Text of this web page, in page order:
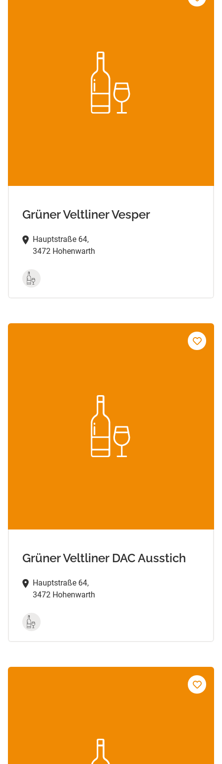
Grüner Veltliner Vesper
Hauptstraße 64,
3472 Hohenwarth
Grüner Veltliner DAC Ausstich
Hauptstraße 64,
3472 Hohenwarth